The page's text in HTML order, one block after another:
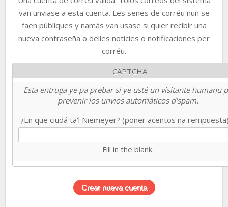
van unviase a esta cuenta. Les señes de corréu nun se
faen públiques y namás van usase si quier recibir una
nueva contraseña o delles noticies o notificaciones per
corréu.
CAPTCHA
Esta entruga ye pa prebar si ye usté un visitante humanu
prevenir los unvios automáticos d'spam.
¿En que ciudá ta'l Niemeyer? (poner acentos na
Fill in the blank.